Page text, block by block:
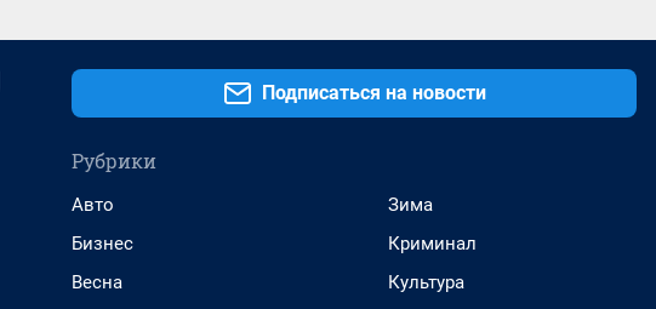
Подписаться на новости
Рубрики
Авто
Бизнес
Весна
Зима
Криминал
Культура